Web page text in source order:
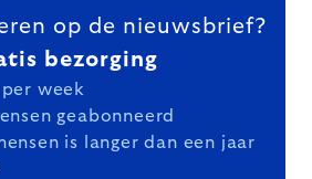
op de nieuwsbrief?
bezorging
week
geabonneerd
is langer dan een jaar